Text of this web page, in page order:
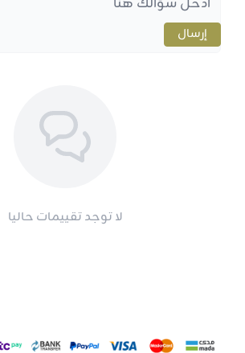
إرسال
لا توجد تقييمات حاليا